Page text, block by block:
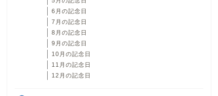
6月の記念日
7月の記念日
8月の記念日
9月の記念日
10月の記念日
11月の記念日
12月の記念日